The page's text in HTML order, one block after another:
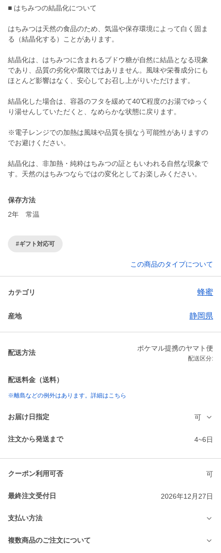
■ はちみつの結晶化について
はちみつは天然の食品のため、気温や保存環境によって白く固ま
る（結晶化する）ことがあります。
結晶化は、はちみつに含まれるブドウ糖が自然に結晶となる現象
であり、品質の劣化や腐敗ではありません。風味や栄養成分にも
ほとんど影響はなく、安心してお召し上がりいただけます。
結晶化した場合は、容器のフタを緩めて40℃程度のお湯でゆっく
り湯せんしていただくと、なめらかな状態に戻ります。
※電子レンジでの加熱は風味や品質を損なう可能性がありますの
でお避けください。
結晶化は、非加熱・純粋はちみつの証ともいわれる自然な現象で
す。天然のはちみつならではの変化としてお楽しみください。
保存方法
2年 常温
#ギフト対応可
この商品のタイプについて
カテゴリ 蜂蜜
産地 静岡県
配送方法
ポケマル提携のヤマト便
配送区分:
配送料金（送料）
※離島などの例外はあります。詳細はこちら
お届け日指定 可
注文から発送まで 4~6日
クーポン利用可否 可
最終注文受付日 2026年12月27日
支払い方法
複数商品のご注文について